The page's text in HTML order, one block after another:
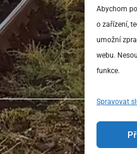
Abychom
o zařízení,
umožní
webu.
funkce.
Spravovat